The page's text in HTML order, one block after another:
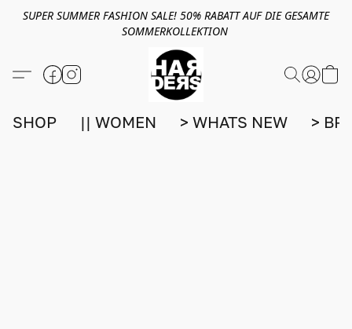
SUPER SUMMER FASHION SALE! 50% RABATT AUF DIE GESAMTE
SOMMERKOLLEKTION
SHOP || WOMEN > WHATS NEW >